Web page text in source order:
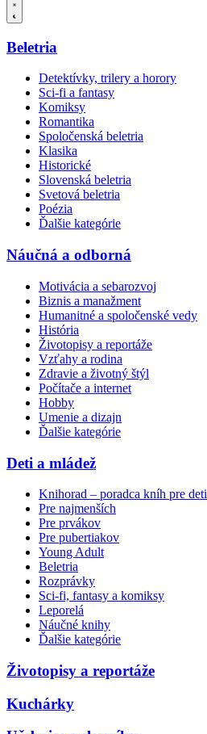
Beletria
Detektívky, trilery a horory
Sci-fi a fantasy
Komiksy
Romantika
Spoločenská beletria
Klasika
Historické
Slovenská beletria
Svetová beletria
Poézia
Ďalšie kategórie
Náučná a odborná
Motivácia a sebarozvoj
Biznis a manažment
Humanitné a spoločenské vedy
História
Životopisy a reportáže
Vzťahy a rodina
Zdravie a životný štýl
Počítače a internet
Hobby
Umenie a dizajn
Ďalšie kategórie
Deti a mládež
Knihorad – poradca kníh pre deti
Pre najmenších
Pre prvákov
Pre pubertiakov
Young Adult
Beletria
Rozprávky
Sci-fi, fantasy a komiksy
Leporelá
Náučné knihy
Ďalšie kategórie
Životopisy a reportáže
Kuchárky